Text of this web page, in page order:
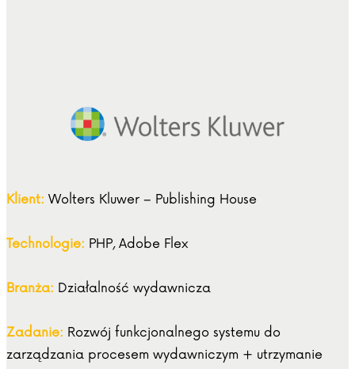
Klient: Wolters Kluwer – Publishing House
Technologie: PHP, Adobe Flex
Branża: Działalność wydawnicza
Zadanie: Rozwój funkcjonalnego systemu do
zarządzania procesem wydawniczym + utrzymanie